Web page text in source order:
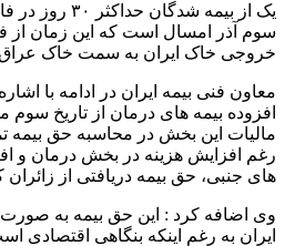
یک از بیمه
خروجی خاک ایران به سمت خاک
معاون فنی بیمه ایران در ادامه با
مالیات این بخش در محاسبه حق بیمه
رغم افزایش هزینه در بخش درمان و
های جنبی، حق بیمه دریافتی از
وی اضافه کرد : این حق بیمه به صورت
ایران به رغم اینکه بنگاهی اقتصادی